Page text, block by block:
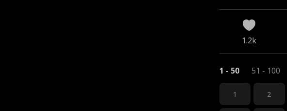
1.2k
1 - 50 51 - 100
1 2